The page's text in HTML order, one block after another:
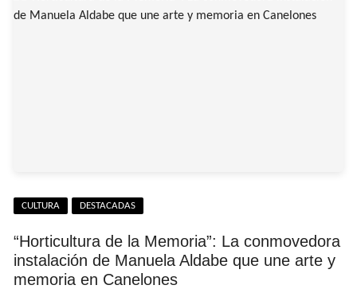
CULTURA DESTACADAS
“Horticultura de la Memoria”: La conmovedora
instalación de Manuela Aldabe que une arte y
memoria en Canelones